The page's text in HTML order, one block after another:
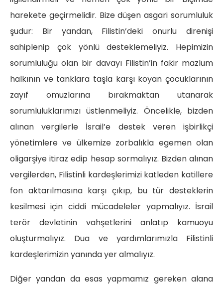
harekete geçirmelidir. Bize düşen asgari sorumluluk
şudur: Bir yandan, Filistin’deki onurlu direnişi
sahiplenip çok yönlü desteklemeliyiz. Hepimizin
sorumluluğu olan bir davayı Filistin’in fakir mazlum
halkının ve tanklara taşla karşı koyan çocuklarının
zayıf omuzlarına bırakmaktan utanarak
sorumluluklarımızı üstlenmeliyiz. Öncelikle, bizden
alınan vergilerle İsrail’e destek veren işbirlikçi
yönetimlere ve ülkemize zorbalıkla egemen olan
oligarşiye itiraz edip hesap sormalıyız. Bizden alınan
vergilerden, Filistinli kardeşlerimizi katleden katillere
fon aktarılmasına karşı çıkıp, bu tür desteklerin
kesilmesi için ciddi mücadeleler yapmalıyız. İsrail
terör devletinin vahşetlerini anlatıp kamuoyu
oluşturmalıyız. Dua ve yardımlarımızla Filistinli
kardeşlerimizin yanında yer almalıyız.
Diğer yandan da esas yapmamız gereken alana